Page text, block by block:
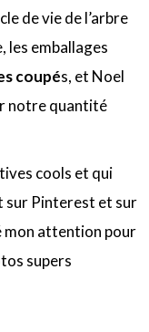
de vie de l’arbre
les emballages
coupés, et Noel
notre quantité
cools et qui
sur Pinterest et sur
mon attention pour
supers